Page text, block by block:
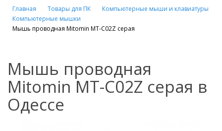
Главная Товары для ПК
Компьютерные мыши и клавиатуры
Компьютерные мышки
Мышь проводная Mitomin MT-C02Z серая
Мышь проводная
Mitomin MT-C02Z серая в
Одессе